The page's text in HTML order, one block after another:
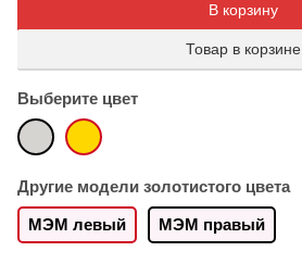
В корзину
Товар в корзине
Выберите цвет
Другие модели золотистого цвета
МЭМ левый МЭМ правый